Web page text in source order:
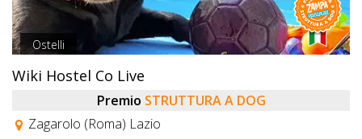
Ostelli
Wiki Hostel Co Live
Premio STRUTTURA A DOG
Zagarolo (Roma) Lazio